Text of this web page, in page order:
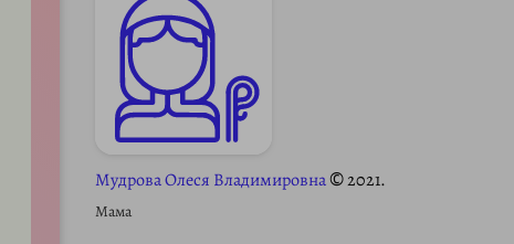
Мудрова Олеся Владимировна© 2021.
Мама